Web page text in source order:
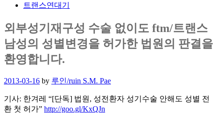
트랜스연대기
외부성기재구성 수술 없이도 ftm/트랜스
남성의 성별변경을 허가한 법원의 판결을
환영합니다.
Posted
2013-03-16 by 루인/ruin S.M. Pae
기사: 한겨레 “[단독] 법원, 성전환자 성기수술 안해도 성별 전
환 첫 허가” http://goo.gl/KxQJn